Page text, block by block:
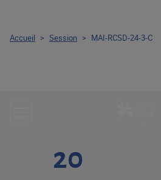
20
Accueil > Session > MAI-RCSD-24-3-C